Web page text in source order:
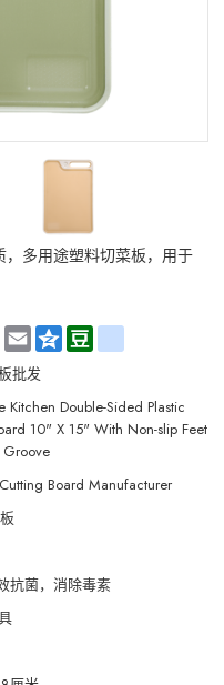
多用途塑料切菜板，用于
Sina
Weibo
Email Qzone
批发
Kitchen Double-Sided Plastic
10" X 15" With Non-slip Feet
Groove
Board Manufacturer
抗菌，消除毒素